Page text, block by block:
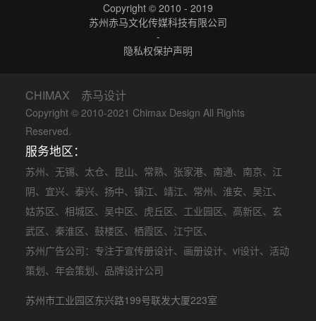
Copyright © 2010 - 2019
苏州赤马文化传媒科技有限公司
-
隐私权保护声明
CHIMAX 赤马设计
Copyright © 2010-2021 Chimax Design All Rights
Reserved.
服务地区：
苏州、 无锡、 太仓、 昆山、 常熟、 张家港、 南通、 南京、 江
阴、 宜兴、 泰兴、 扬中、 镇江、 靖江、 常州、 淮安、 吴江、
姑苏区、 相城区、 吴中区、 虎丘区、 工业园区、 高新区、 玄
武区、 秦淮区、 鼓楼区、 栖霞区、 江宁区、
苏州广告公司：专注于宣传册设计、 画册设计、 vi设计、 活动
策划、 年会策划、品牌设计公司
苏州市工业园区东兴路199号联发大厦223室